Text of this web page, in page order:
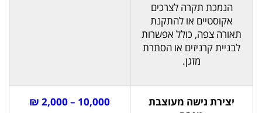
הנמכת תקרה לצרכים
אקוסטיים או להתקנת
תאורה צפה, כולל אפשרות
לבניית קרניזים או הסתרת
מזגן.
יצירת נישה מעוצבת
10,000 – 2,000 ₪